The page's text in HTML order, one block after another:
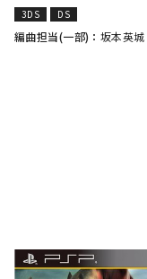
3DS DS
編曲担当(一部)： 坂本英城